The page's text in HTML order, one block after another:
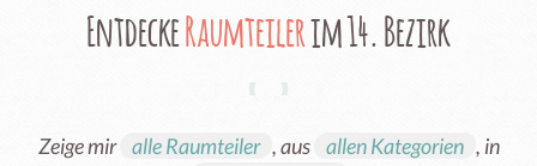
EntdeckeRaumteilerim 14. Bezirk
Zeige mir alle Raumteiler , aus allen Kategorien , in